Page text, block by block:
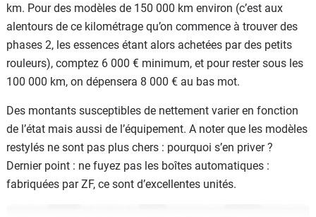
km. Pour des modèles de 150 000 km environ (c’est aux
alentours de ce kilométrage qu’on commence à trouver des
phases 2, les essences étant alors achetées par des petits
rouleurs), comptez 6 000 € minimum, et pour rester sous les
100 000 km, on dépensera 8 000 € au bas mot.
Des montants susceptibles de nettement varier en fonction
de l’état mais aussi de l’équipement. A noter que les modèles
restylés ne sont pas plus chers : pourquoi s’en priver ?
Dernier point : ne fuyez pas les boîtes automatiques :
fabriquées par ZF, ce sont d’excellentes unités.